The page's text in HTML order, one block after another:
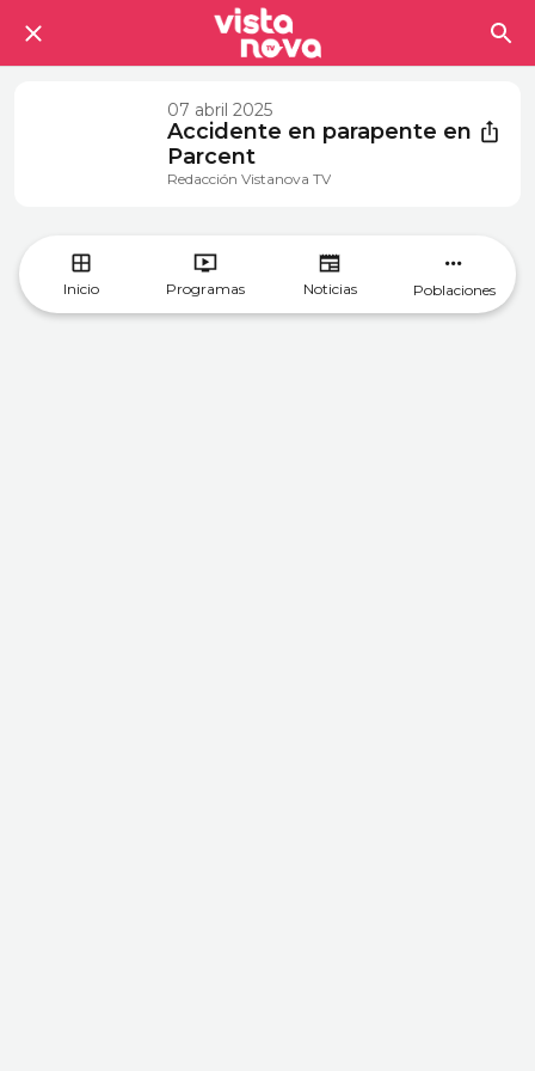
07 abril 2025
Accidente en parapente en
Parcent
Redacción Vistanova TV
Inicio Programas Noticias Poblaciones